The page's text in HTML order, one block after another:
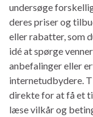
undersøge
deres priser og
eller rabatter, som
idé at spørge
anbefalinger eller
internetudbydere.
direkte for at få et
læse vilkår og